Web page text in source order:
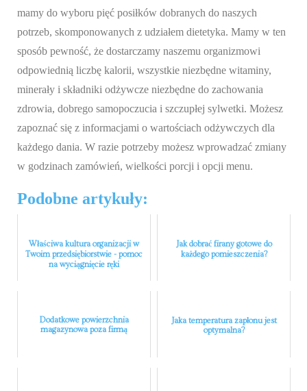
mamy do wyboru pięć posiłków dobranych do naszych
potrzeb, skomponowanych z udziałem dietetyka. Mamy w ten
sposób pewność, że dostarczamy naszemu organizmowi
odpowiednią liczbę kalorii, wszystkie niezbędne witaminy,
minerały i składniki odżywcze niezbędne do zachowania
zdrowia, dobrego samopoczucia i szczupłej sylwetki. Możesz
zapoznać się z informacjami o wartościach odżywczych dla
każdego dania. W razie potrzeby możesz wprowadzać zmiany
w godzinach zamówień, wielkości porcji i opcji menu.
Podobne artykuły:
Właściwa kultura organizacji w
Twoim przedsiębiorstwie - pomoc
na wyciągnięcie ręki
Jak dobrać firany gotowe do
każdego pomieszczenia?
Dodatkowe powierzchnia
magazynowa poza firmą
Jaka temperatura zapłonu jest
optymalna?